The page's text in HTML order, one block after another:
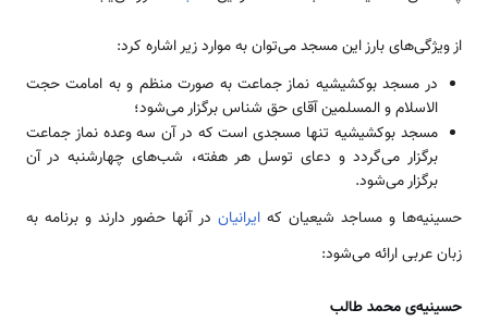
از ویژگی‌های بارز این مسجد می‌توان به موارد زیر اشاره کرد:
در مسجد بوکشیشیه نماز جماعت به صورت منظم و به امامت حجت
الاسلام و المسلمین آقای حق شناس برگزار می‌شود؛
مسجد بوکشیشیه تنها مسجدی است که در آن سه وعده نماز جماعت
برگزار می‌گردد و دعای توسل هر هفته، شب‌های چهارشنبه در آن
برگزار می‌شود.
حسینیه‌ها و مساجد شیعیان کهایرانیان در آنها حضور دارند و برنامه به
زبان عربی ارائه می‌شود:
حسینیه‌ی محمد طالب